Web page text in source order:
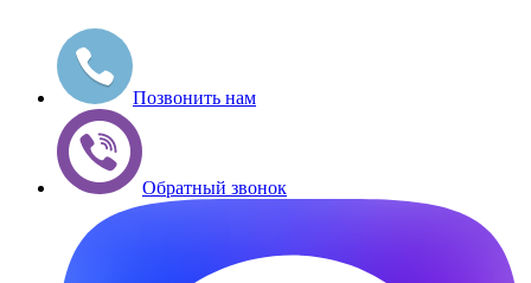
Позвонить нам
Обратный звонок